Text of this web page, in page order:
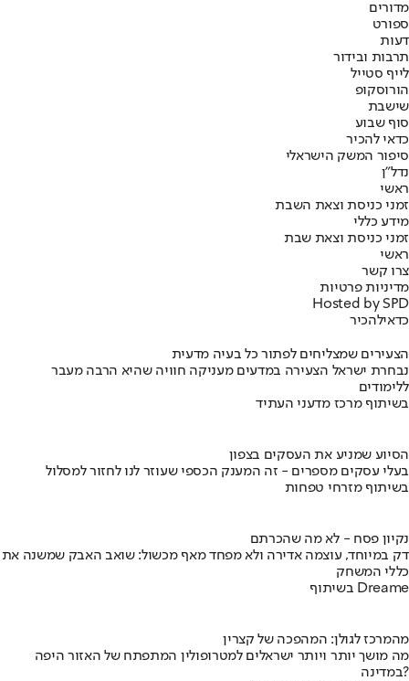
מדורים
ספורט
דעות
תרבות ובידור
לייף סטייל
הורוסקופ
שישבת
סוף שבוע
כדאי להכיר
סיפור המשק הישראלי
נדל"ן
ראשי
זמני כניסת וצאת השבת
מידע כללי
זמני כניסת וצאת שבת
ראשי
צרו קשר
מדיניות פרטיות
Hosted by SPD
כדאילהכיר
הצעירים שמצליחים לפתור כל בעיה מדעית
נבחרת ישראל הצעירה במדעים מעניקה חוויה שהיא הרבה מעבר
ללימודים
בשיתוף מרכז מדעני העתיד
הסיוע שמניע את העסקים בצפון
בעלי עסקים מספרים - זה המענק הכספי שעוזר לנו לחזור למסלול
בשיתוף מזרחי טפחות
נקיון פסח - לא מה שהכרתם
דק במיוחד, עוצמה אדירה ולא מפחד מאף מכשול: שואב האבק שמשנה את
כללי המשחק
בשיתוף Dreame
מהמרכז לגולן: המהפכה של קצרין
מה מושך יותר ויותר ישראלים למטרופולין המתפתח של האזור היפה
במדינה?